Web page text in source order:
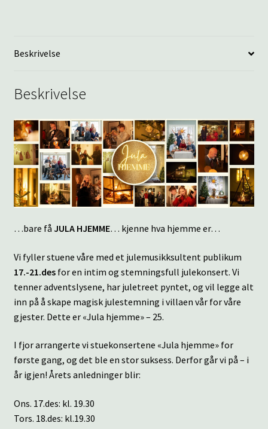
Beskrivelse
Beskrivelse
…bare få JULA HJEMME… kjenne hva hjemme er…
Vi fyller stuene våre med et julemusikksultent publikum
17.-21.desfor en intim og stemningsfull julekonsert. Vi
tenner adventslysene, har juletreet pyntet, og vil legge alt
inn på å skape magisk julestemning i villaen vår for våre
gjester. Dette er «Jula hjemme» – 25.
I fjor arrangerte vi stuekonsertene «Jula hjemme» for
første gang, og det ble en stor suksess. Derfor går vi på – i
år igjen! Årets anledninger blir:
Ons. 17.des: kl. 19.30
Tors. 18.des: kl.19.30